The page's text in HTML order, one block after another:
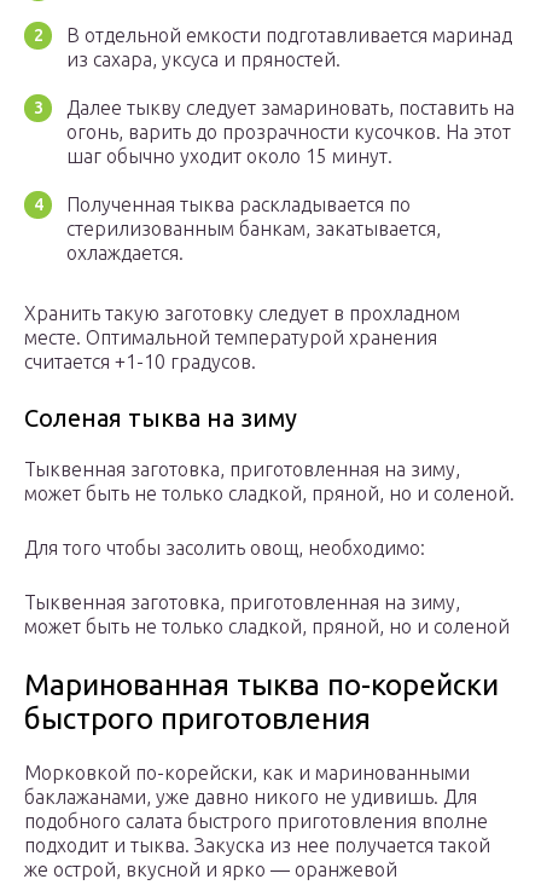
В отдельной емкости подготавливается маринад
из сахара, уксуса и пряностей.
Далее тыкву следует замариновать, поставить на
огонь, варить до прозрачности кусочков. На этот
шаг обычно уходит около 15 минут.
Полученная тыква раскладывается по
стерилизованным банкам, закатывается,
охлаждается.
Хранить такую заготовку следует в прохладном
месте. Оптимальной температурой хранения
считается +1-10 градусов.
Соленая тыква на зиму
Тыквенная заготовка, приготовленная на зиму,
может быть не только сладкой, пряной, но и соленой.
Для того чтобы засолить овощ, необходимо:
Тыквенная заготовка, приготовленная на зиму,
может быть не только сладкой, пряной, но и соленой
Маринованная тыква по-корейски
быстрого приготовления
Морковкой по-корейски, как и маринованными
баклажанами, уже давно никого не удивишь. Для
подобного салата быстрого приготовления вполне
подходит и тыква. Закуска из нее получается такой
же острой, вкусной и ярко — оранжевой